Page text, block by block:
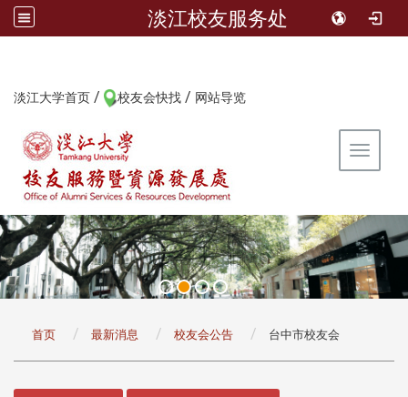
淡江校友服务处
淡江大学首页 / 校友会快找 / 网站导览
Toggle
首页 最新消息 校友会公告 台中市校友会